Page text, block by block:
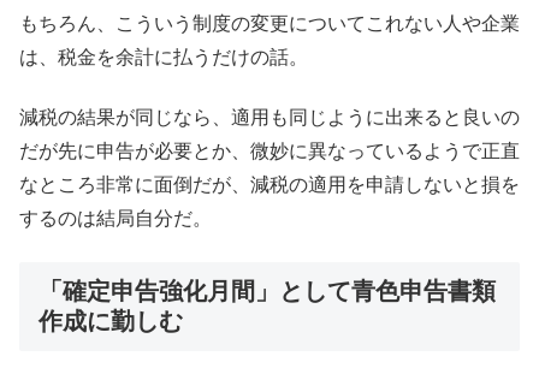
もちろん、こういう制度の変更についてこれない人や企業
は、税金を余計に払うだけの話。
減税の結果が同じなら、適用も同じように出来ると良いの
だが先に申告が必要とか、微妙に異なっているようで正直
なところ非常に面倒だが、減税の適用を申請しないと損を
するのは結局自分だ。
「確定申告強化月間」として青色申告書類
作成に勤しむ